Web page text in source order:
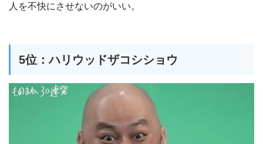
人を不快にさせないのがいい。
5位：ハリウッドザコシショウ